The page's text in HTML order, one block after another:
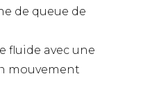
de queue de
fluide avec une
mouvement